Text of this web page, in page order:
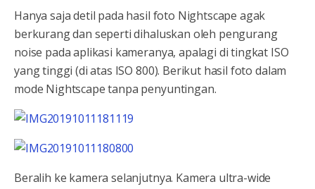
Hanya saja detil pada hasil foto Nightscape agak
berkurang dan seperti dihaluskan oleh pengurang
noise pada aplikasi kameranya, apalagi di tingkat ISO
yang tinggi (di atas ISO 800). Berikut hasil foto dalam
mode Nightscape tanpa penyuntingan.
Beralih ke kamera selanjutnya. Kamera ultra-wide